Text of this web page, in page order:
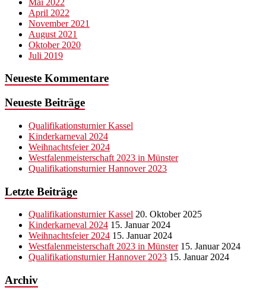
April 2022
November 2021
August 2021
Oktober 2020
Juli 2019
Neueste Kommentare
Neueste Beiträge
Qualifikationsturnier Kassel
Kinderkarneval 2024
Weihnachtsfeier 2024
Westfalenmeisterschaft 2023 in Münster
Qualifikationsturnier Hannover 2023
Letzte Beiträge
Qualifikationsturnier Kassel 20. Oktober 2025
Kinderkarneval 2024 15. Januar 2024
Weihnachtsfeier 2024 15. Januar 2024
Westfalenmeisterschaft 2023 in Münster 15. Januar 2024
Qualifikationsturnier Hannover 2023 15. Januar 2024
Archiv